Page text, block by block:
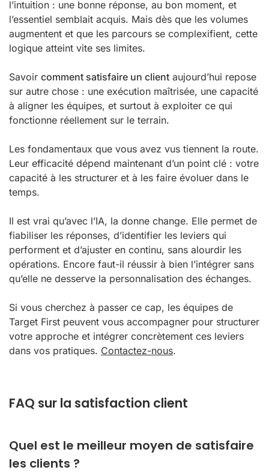
l’intuition : une bonne réponse, au bon moment, et
l’essentiel semblait acquis. Mais dès que les volumes
augmentent et que les parcours se complexifient, cette
logique atteint vite ses limites.
Savoir comment satisfaire un client aujourd’hui repose
sur autre chose : une exécution maîtrisée, une capacité
à aligner les équipes, et surtout à exploiter ce qui
fonctionne réellement sur le terrain.
Les fondamentaux que vous avez vus tiennent la route.
Leur efficacité dépend maintenant d’un point clé : votre
capacité à les structurer et à les faire évoluer dans le
temps.
Il est vrai qu’avec l’IA, la donne change. Elle permet de
fiabiliser les réponses, d’identifier les leviers qui
performent et d’ajuster en continu, sans alourdir les
opérations. Encore faut-il réussir à bien l’intégrer sans
qu’elle ne desserve la personnalisation des échanges.
Si vous cherchez à passer ce cap, les équipes de
Target First peuvent vous accompagner pour structurer
votre approche et intégrer concrètement ces leviers
dans vos pratiques. Contactez-nous.
FAQ sur la satisfaction client
Quel est le meilleur moyen de satisfaire
les clients ?